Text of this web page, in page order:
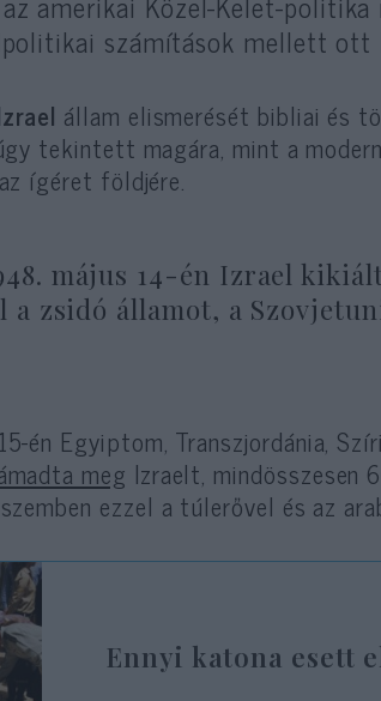
számítások mellett ott
állam elismerését bibliai és
tekintett magára, mint a
ígéret földjére.
május 14-én Izrael
a zsidó államot, a
én Egyiptom, Transzjordánia,
meg Izraelt, mindösszesen
ezzel a túlerővel és az
Ennyi katona esett